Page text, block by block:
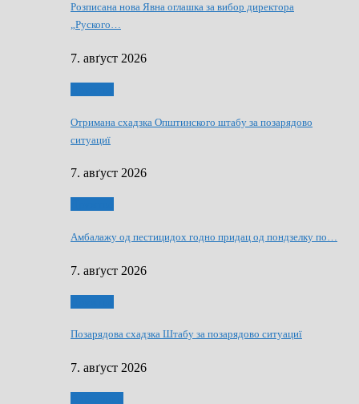
Розписана нова Явна оглашка за вибор директора
„Руского…
7. авґуст 2026
Отримана схадзка Општинского штабу за позарядово
ситуациї
7. авґуст 2026
Амбалажу од пестицидох годно придац од пондзелку по…
7. авґуст 2026
Позарядова схадзка Штабу за позарядово ситуациї
7. авґуст 2026